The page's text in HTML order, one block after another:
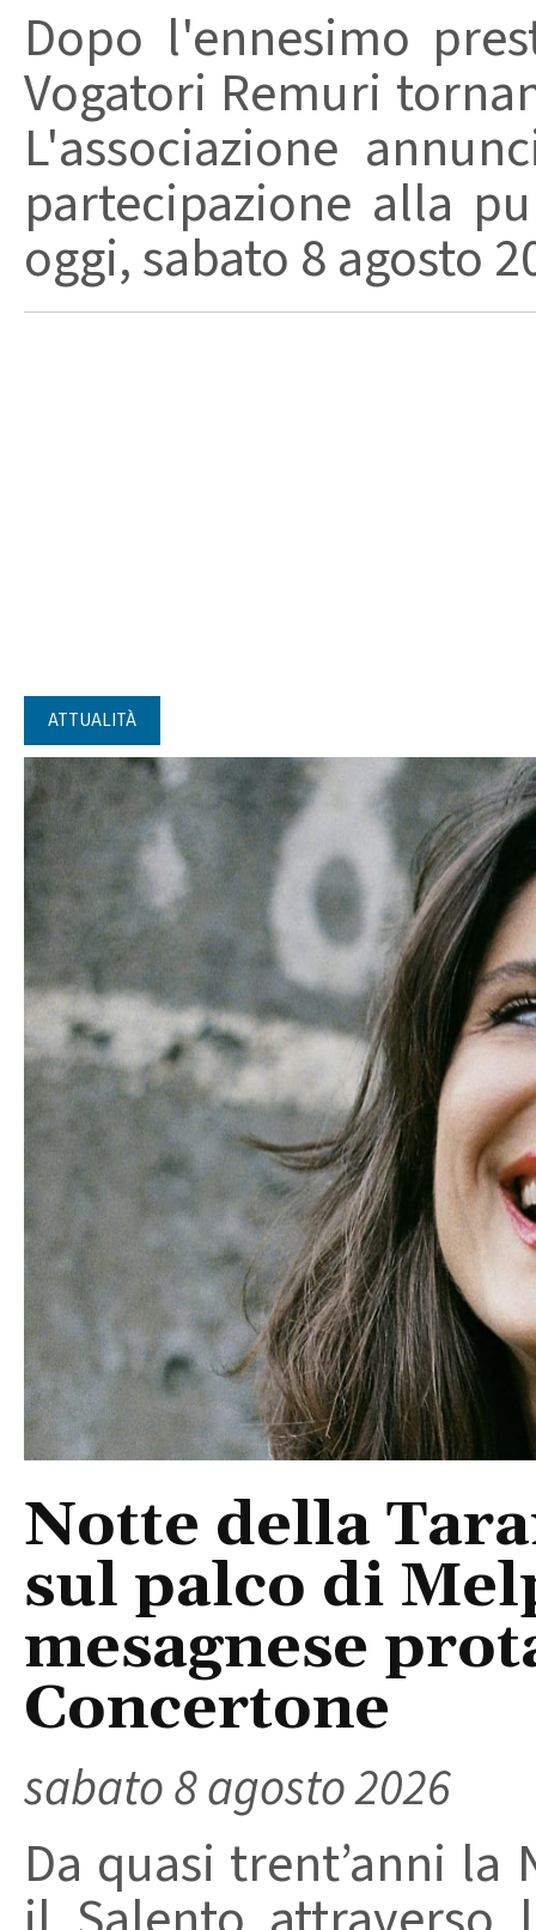
Dopo l'ennesimo
Vogatori Remuri
L'associazione
partecipazione alla
oggi, sabato 8 agosto
ATTUALITÀ
Notte della
sul palco di
mesagnese
Concertone
sabato 8 agosto 2026
Da quasi trent’anni